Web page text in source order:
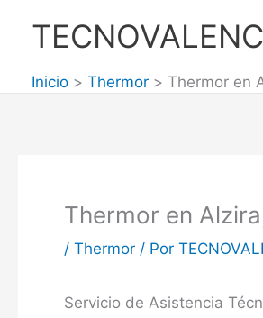
Inicio Thermor Thermor en
Thermor en
/ Thermor / Por
Servicio de Asistencia